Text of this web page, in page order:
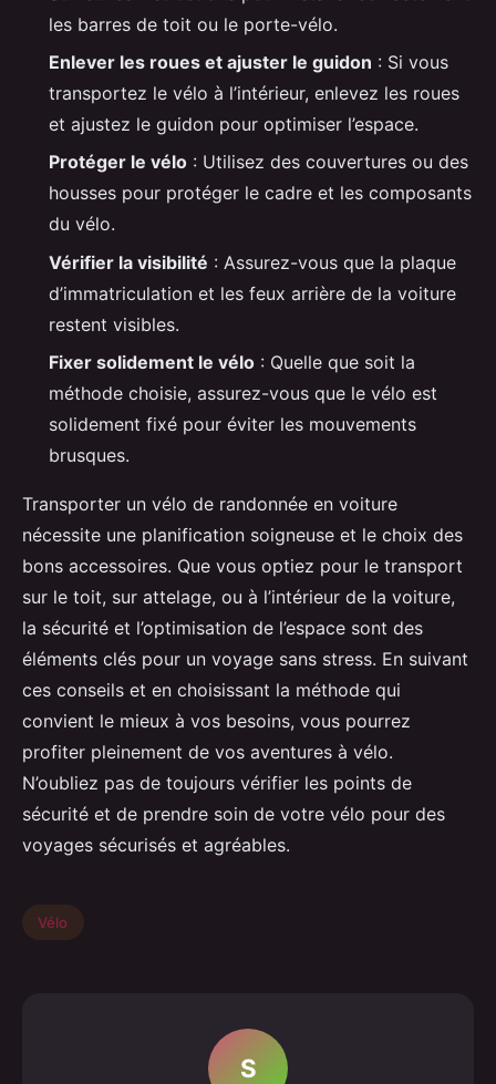
les barres de toit ou le porte-vélo.
Enlever les roues et ajuster le guidon : Si vous
transportez le vélo à l’intérieur, enlevez les roues
et ajustez le guidon pour optimiser l’espace.
Protéger le vélo : Utilisez des couvertures ou des
housses pour protéger le cadre et les composants
du vélo.
Vérifier la visibilité : Assurez-vous que la plaque
d’immatriculation et les feux arrière de la voiture
restent visibles.
Fixer solidement le vélo : Quelle que soit la
méthode choisie, assurez-vous que le vélo est
solidement fixé pour éviter les mouvements
brusques.
Transporter un vélo de randonnée en voiture
nécessite une planification soigneuse et le choix des
bons accessoires. Que vous optiez pour le transport
sur le toit, sur attelage, ou à l’intérieur de la voiture,
la sécurité et l’optimisation de l’espace sont des
éléments clés pour un voyage sans stress. En suivant
ces conseils et en choisissant la méthode qui
convient le mieux à vos besoins, vous pourrez
profiter pleinement de vos aventures à vélo.
N’oubliez pas de toujours vérifier les points de
sécurité et de prendre soin de votre vélo pour des
voyages sécurisés et agréables.
Vélo
S